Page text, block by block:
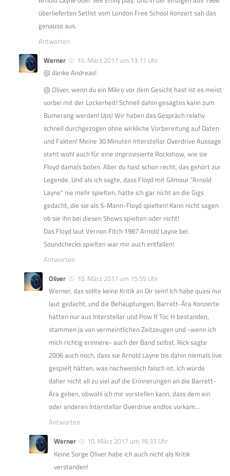
überlieferten Setlist vom London Free School Konzert sah das
genauso aus.
Antworten
Werner
10. März 2017 um 13:11 Uhr
@ danke Andreas!
@ Oliver, wenn du ein Mikro vor dem Gesicht hast ist es meist
vorbei mit der Lockerheit! Schnell dahin gesagtes kann zum
Bumerang werden! Ups! Wir haben das Gespräch relativ
schnell durchgezogen ohne wirkliche Vorbereitung auf Daten
und Fakten! Meine 30 Minuten Interstellar Overdrive Aussage
steht wohl auch für eine improvisierte Rockshow, wie sie
Floyd damals boten. Aber du hast schon recht, das gehört zur
Legende. Und als ich sagte, dass Floyd mit Gilmour “Arnold
Layne” nie mehr spielten, hatte ich gar nicht an die Gigs
gedacht, die sie als 5-Mann-Floyd spielten! Kann nicht sagen
ob sie ihn bei diesen Shows spielten oder nicht!
Das Floyd laut Vernon Fitch 1987 Arnold Layne bei
Soundchecks spielten war mir auch entfallen!
Antworten
Oliver
10. März 2017 um 15:55 Uhr
Werner, das sollte keine Kritik an Dir sein! Ich habe quasi nur
laut gedacht, und die Behauptungen, Barrett-Ära Konzerte
hätten nur aus Interstellar und Pow R Toc H bestanden,
stammen ja von vermeintlichen Zeitzeugen und -wenn ich
mich richtig erinnere- auch der Band selbst. Rick sagte
2006 auch noch, dass sie Arnold Layne bis dahin niemals live
gespielt hätten, was nachweislich falsch ist. Ich würde
daher nicht all zu viel auf die Erinnerungen an die Barrett-
Ära geben, obwohl ich mir vorstellen kann, dass dem ein
oder anderen Interstellar Overdrive endlos vorkam…
Antworten
Werner
10. März 2017 um 16:33 Uhr
Keine Sorge Oliver habe ich auch nicht als Kritik
verstanden!